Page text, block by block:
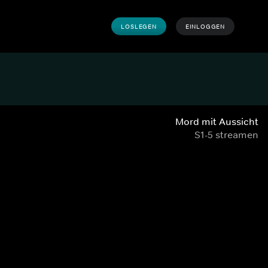
LOSLEGEN EINLOGGEN
Mord mit Aussicht
S1-5 streamen